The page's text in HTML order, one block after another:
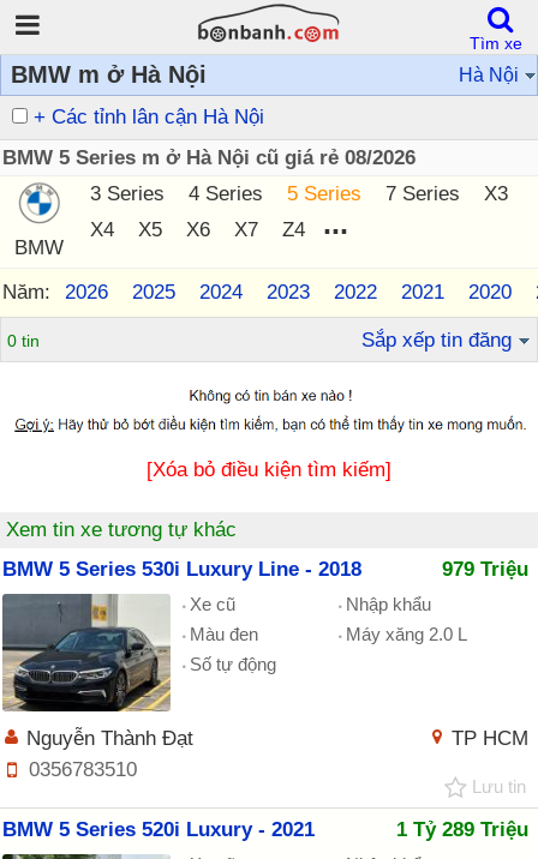
BMW m ở Hà Nội Hà Nội
+ Các tỉnh lân cận Hà Nội
BMW 5 Series m ở Hà Nội cũ giá rẻ 08/2026
BMW
3 Series 4 Series 5 Series 7 Series
X3
X4
X5 X6 X7 Z4 ...
Năm: 2026 2025 2024 2023 2022 2021 2020
0 tin Sắp xếp tin đăng
[Xóa bỏ điều kiện tìm kiếm]
Xem tin xe tương tự khác
BMW 5 Series 530i Luxury Line - 2018
979 Triệu
Xe cũ
Nhập khẩu
Màu đen
Máy xăng 2.0 L
Số tự động
TP HCM
Nguyễn Thành Đạt
0356783510
Lưu tin
BMW 5 Series 520i Luxury - 2021 1 Tỷ 289 Triệu
Tìm xe